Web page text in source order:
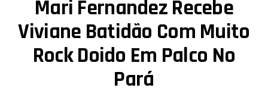
Mari Fernandez Recebe
Viviane Batidão Com Muito
Rock Doido Em Palco No
Pará